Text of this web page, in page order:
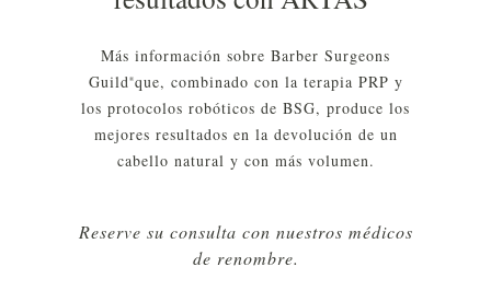
Más información sobre Barber Surgeons
Guild ®que, combinado con la terapia PRP y
los protocolos robóticos de BSG, produce los
mejores resultados en la devolución de un
cabello natural y con más volumen.
Reserve su consulta con nuestros médicos
de renombre.